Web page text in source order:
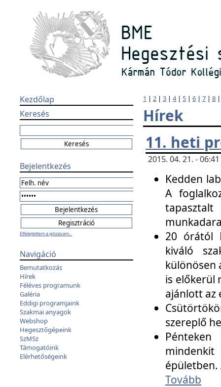
Kezdőlap
Keresés
Bejelentkezés
Elfelejtettem a jelszavam...
Navigáció
Bemutatkozás
Hírek
Féléves programunk
Galéria
Eddigi programjaink
Szakmai anyagok
Webshop
Hegesztőgépeink
SzMSz
Támogatóink
Elérhetőségeink
1 | 2 | 3 | 4| 5 | 6 | 7 | 8
Hírek
11. heti
2015. 04. 21. -
Kedden
A
20 órától
kiváló
különösen
is előkerül
ajánlott az
szereplő
épületben.
Tovább